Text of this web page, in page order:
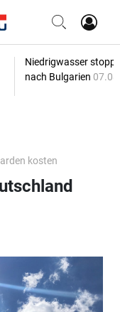
Niedrigwasser
nach Bulgarien
kosten